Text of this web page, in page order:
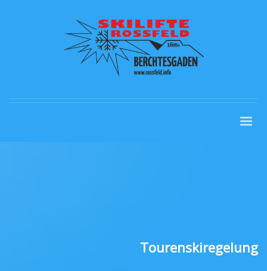
Tourenskiregelung